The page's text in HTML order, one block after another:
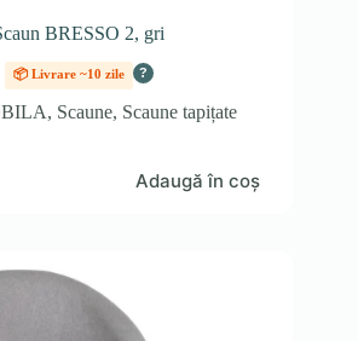
BRESSO 2, gri
📦 Livrare ~10 zile ?
, Scaune, Scaune tapițate
Adaugă în coș